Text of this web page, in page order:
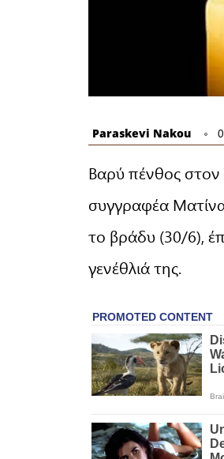
Paraskevi Nakou
Βαρύ πένθος στον
συγγραφέα
το βράδυ (30/6),
γενέθλιά της.